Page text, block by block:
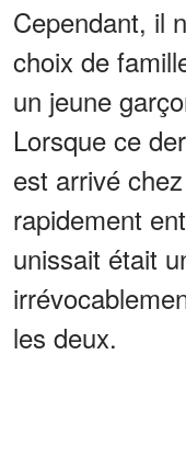
Cependant, il
choix de
un jeune
Lorsque ce
est arrivé
rapidement
unissait était
les deux.